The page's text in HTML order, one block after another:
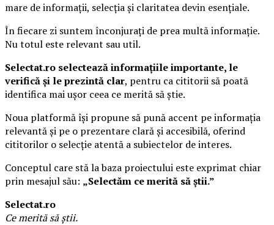
mare de informații, selecția și claritatea devin esențiale.
În fiecare zi suntem înconjurați de prea multă informație.
Nu totul este relevant sau util.
Selectat.ro selectează informațiile importante, le
verifică și le prezintă clar, pentru ca cititorii să poată
identifica mai ușor ceea ce merită să știe.
Noua platformă își propune să pună accent pe informația
relevantă și pe o prezentare clară și accesibilă, oferind
cititorilor o selecție atentă a subiectelor de interes.
Conceptul care stă la baza proiectului este exprimat chiar
prin mesajul său: „Selectăm ce merită să știi.”
Selectat.ro
Ce merită să știi.